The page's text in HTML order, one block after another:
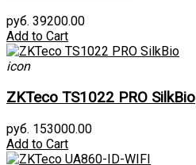
руб. 39200.00
Add to Cart
icon
ZKTeco TS1022 PRO SilkBio
руб. 153000.00
Add to Cart